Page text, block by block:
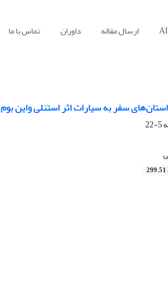
ارسال مقاله داوران تماس با ما
سفر به ‌سیارات اثر استنلی واین بوم
5-22